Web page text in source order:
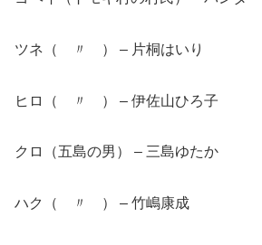
ツネ（ 〃 ） – 片桐はいり
ヒロ（ 〃 ） – 伊佐山ひろ子
クロ（五島の男） – 三島ゆたか
ハク（ 〃 ） – 竹嶋康成